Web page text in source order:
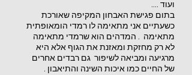
ועוד ....
בתום פגישת האבחון המקיפה שאורכת
כשעתיים אני מתאימה לו רמדי הומאופתית
מתאימה . המדהים הוא שרמדי מתאימה
לא רק מחזקת ומאזנת את הגוף אלא היא
מרגיעה ומביאה לשיפור גם רבדים אחרים
של החיים כמו איכות השינה והתיאבון .